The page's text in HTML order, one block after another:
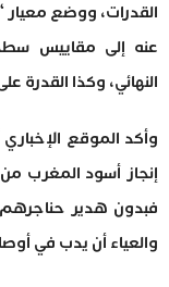
القدرات، ووضع معيار
عنه إلى مقاييس
النهائي، وكذا القدرة
وأكد الموقع
إنجاز أسود المغرب
فبدون هدير
والعياء أن يدب في